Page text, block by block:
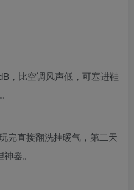
，比空调风声低，可塞进鞋
完直接翻洗挂暖气，第二天
器。